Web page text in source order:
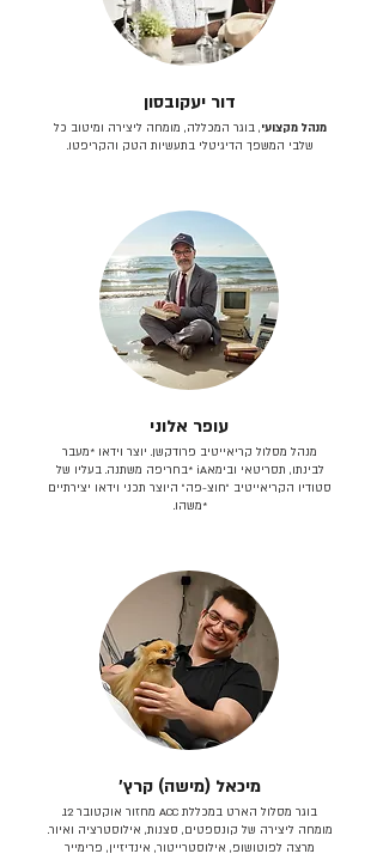
דור יעקובסון
מנהל מקצועי, בוגר המכללה, מומחה ליצירה ומיטוב כל
שלבי המשפך הדיגיטלי בתעשיות הטק והקריפטו.
עופר אלוני
מנהל מסלול קריאייטיב פרודקשן. יוצר וידאו *מעבר
לבינתו, תסריטאי וב​ימאiA‎ *בחריפה משתנה. בעליו של
סטודיו הקריאייטיב ״חוצ-פה״ היוצר תכני וידאו יצירתיים
*משהו.
מיכאל (מישה) קרץ׳
בוגר מסלול הארט במכללת ACC מחזור אוקטובר 12.
מומחה ליצירה של קונספטים, סצנות, אילוסטרציה ואיור.
מרצה לפוטושופ, אילוסטרייטור, אינדיזיין, פרימייר